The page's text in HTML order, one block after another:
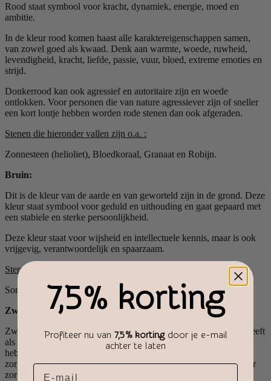
Rood staat symbool voor kracht, dynamiek, energie, moed en
ambitie.
In de kleur rood komen haast alle karaktereigenschappen samen,
van zowel goed als kwaad. Denk aan warmte, woede, ruwheid,
levendigheid, kracht, liefde, passie, vuur, bloed, extreme emoties en
strijd.
Donkerrood kan ook agressief en autoritaire zijn en woede
ontlokken. Voor personen die van nature agressiever zijn of sneller
een kort lontje hebben worden rode stenen dan ook afgeraden.
Stenen die hieronder vallen zijn o.a. :
Zonnesteen (helioliet), Bloedkoraal, Granaat en Robijn.
Bruin:
Dit is de kleur van de aarde en van geworteld zijn in de grond. Deze
kleur staat symbool voor geduld en uithouding en gaat gepaard met
een stabiele en sterke persoonlijkheid.
Deze kleur staat voor wijsheid en intellectuele kennis, maar is ook
vrijgevig, verantwoordelijk en spaarzaam.
Stenen die hieronder vallen zijn o.a. :
Sommige Jaspissoorten, Versteent Hout en Rookkwarts.
Zwart:
Zwart absorbeert licht en houd deze vast in de kern, deze kleur heeft
als eigenschap een beschermende en geruststellende werking te
hebben op het geweten. Zwart is ernstig, ontdaan en plechtig en
zorgt voor weinig vorm van fantasie en uitbundigheid. Deze kleur
zorgt ervoor dat je met beide benen stevig op de grond staat.
7,5% korting
Profiteer nu van 7,5% kortingdoor je e-mail
achter te laten
Email